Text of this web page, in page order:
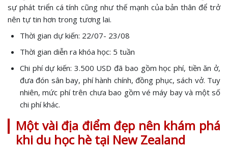
sự phát triển cá tính cũng như thế mạnh của bản thân để trở
nên tự tin hơn trong tương lai.
Thời gian dự kiến: 22/07- 23/08
Thời gian diễn ra khóa học: 5 tuần
Chi phí dự kiến: 3.500 USD đã bao gồm học phí, tiền ăn ở,
đưa đón sân bay, phí hành chính, đồng phục, sách vở. Tuy
nhiên, mức phí trên chưa bao gồm vé máy bay và một số
chi phí khác.
Một vài địa điểm đẹp nên khám phá
khi du học hè tại New Zealand